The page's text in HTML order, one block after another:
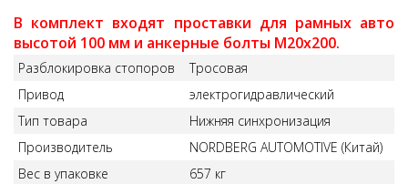
В комплект входят проставки для рамных авто
высотой 100 мм и анкерные болты M20x200.
Разблокировка стопоров
Тросовая
Привод
электрогидравлический
Тип товара
Нижняя синхронизация
Производитель
NORDBERG AUTOMOTIVE (Китай)
Вес в упаковке
657 кг